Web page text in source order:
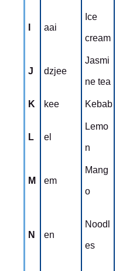
aai
Ice
cream
J dzjee
Jasmi
ne tea
K kee Kebab
L el
Lemo
n
M em
Mang
o
N en
Noodl
es